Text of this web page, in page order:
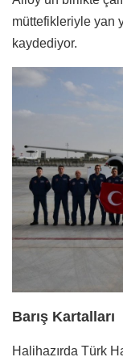
müttefikleriyle yan
kaydediyor.
Barış Kartalları
Halihazırda Türk